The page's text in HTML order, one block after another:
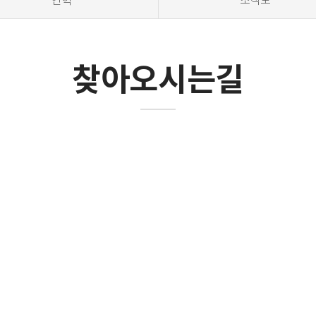
찾아오시는길